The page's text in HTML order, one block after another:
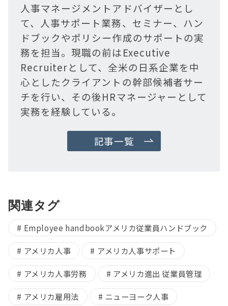
人事マネージメントアドバイザーとし
て、人事サポート業務、セミナー、ハン
ドブックやポリシー作成のサポートの実
務を担当。現職の前はExecutive
Recruiterとして、全米の日系企業を中
心としたクライアントの幹部候補者サー
チを行い、その後HRマネージャーとして
実務を経験している。
記事一覧
関連タグ
Employee handbookアメリカ従業員ハンドブック
アメリカ人事 アメリカ人事サポート
アメリカ人事労務 アメリカ進出 従業員管理
アメリカ雇用法 ニューヨーク人事